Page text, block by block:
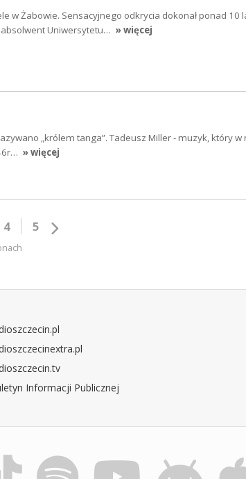
w Żabowie. Sensacyjnego odkrycia dokonał ponad 10
absolwent Uniwersytetu… » więcej
„królem tanga”. Tadeusz Miller - muzyk, który w
» więcej
4 5
Informacji Publicznej